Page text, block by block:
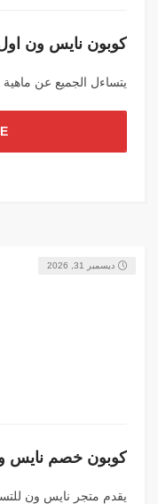
كوبون نايس ون اول
يتساءل الجميع عن
كوبون خصم نايس
يقدم متجر نايس ون
ديسمبر 31, 2026